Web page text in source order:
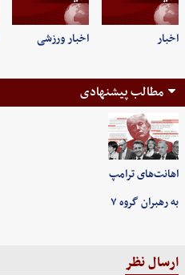
اخبار اخبار ورزشی
مطالب پیشنهادی
اهانت‌های ترامپ
به رهبران گروه ۷
ارسال نظر